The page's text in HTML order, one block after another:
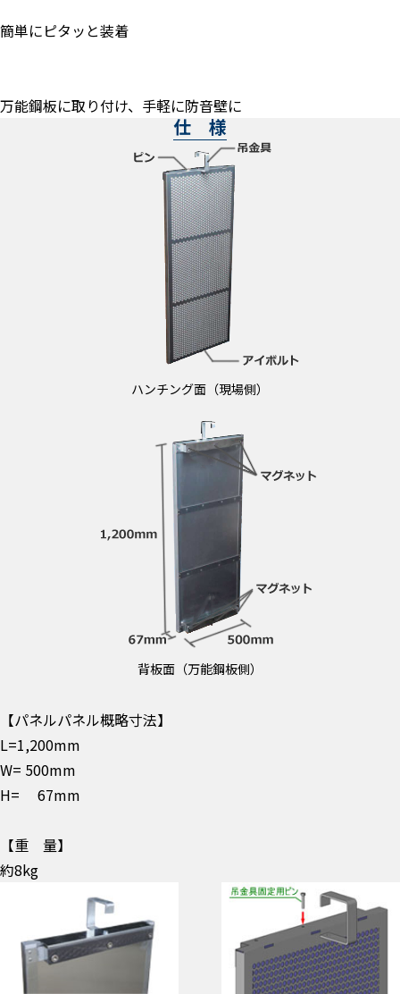
簡単にピタッと装着
万能鋼板に取り付け、手軽に防音壁に
仕 様
ハンチング面（現場側）
背板面（万能鋼板側）
【パネルパネル概略寸法】
L=1,200mm
W= 500mm
H= 67mm
【重 量】
約8kg